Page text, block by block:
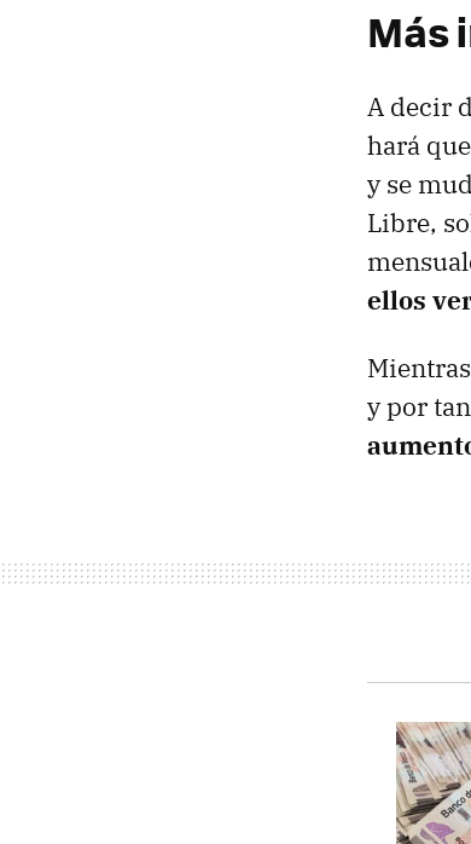
Más
A decir
hará
y se
Libre,
ellos
y por